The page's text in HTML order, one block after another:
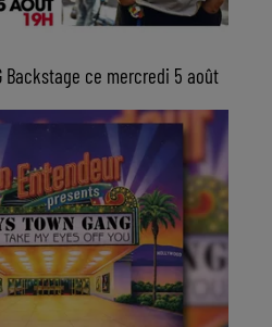
Backstage ce mercredi 5 août